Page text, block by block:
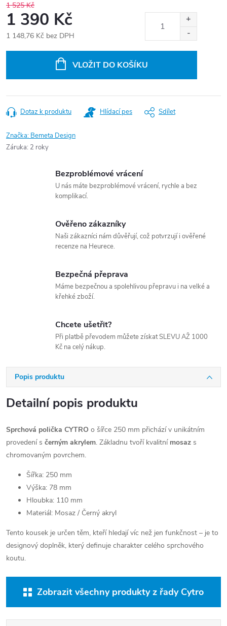
1 525 Kč
1 390 Kč
1 148,76 Kč bez DPH
VLOŽIT DO KOŠÍKU
Dotaz k produktu Hlídací pes Sdílet
Značka: Bemeta Design
Záruka: 2 roky
Bezproblémové vrácení
U nás máte bezproblémové vrácení, rychle a bez
komplikací.
Ověřeno zákazníky
Naši zákazníci nám důvěřují, což potvrzují i ověřené
recenze na Heurece.
Bezpečná přeprava
Máme bezpečnou a spolehlivou přepravu i na velké a
křehké zboží.
Chcete ušetřit?
Při platbě převodem můžete získat SLEVU AŽ 1000
Kč na celý nákup.
Popis produktu
Detailní popis produktu
Sprchová polička CYTRO o šířce 250 mm přichází v unikátním
provedení s černým akrylem. Základnu tvoří kvalitní mosaz s
chromovaným povrchem.
Šířka: 250 mm
Výška: 78 mm
Hloubka: 110 mm
Materiál: Mosaz / Černý akryl
Tento kousek je určen těm, kteří hledají víc než jen funkčnost – je to
designový doplněk, který definuje charakter celého sprchového
koutu.
Zobrazit všechny produkty z řady Cytro